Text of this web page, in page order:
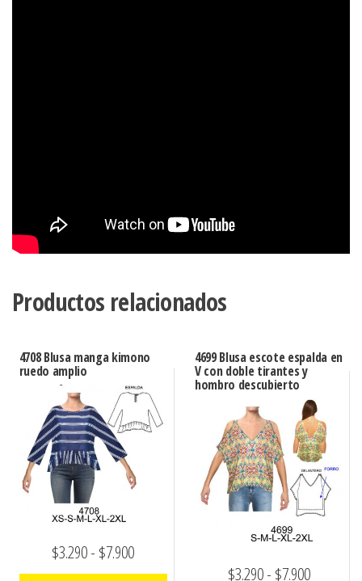
Productos relacionados
4708 Blusa manga kimono
ruedo amplio
$3.290- $7.900Rango
4699 Blusa escote espalda en
V con doble tirantes y
hombro descubierto
$3.290- $7.900Rango